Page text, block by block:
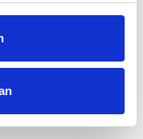
dit